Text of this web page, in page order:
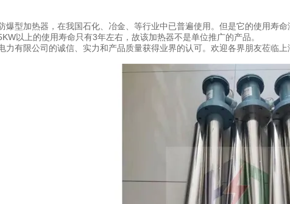
爆型加热器，在我国石化、冶金、等行业中已普遍使用。但是它的使用寿
以上的使用寿命只有3年左右，故该加热器不是单位推广的产品。
力有限公司的诚信、实力和产品质量获得业界的认可。欢迎各界朋友莅临